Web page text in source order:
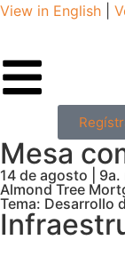
View in English
Mesa
14 de agosto | 9a.
Almond Tree
Tema: Desarrollo